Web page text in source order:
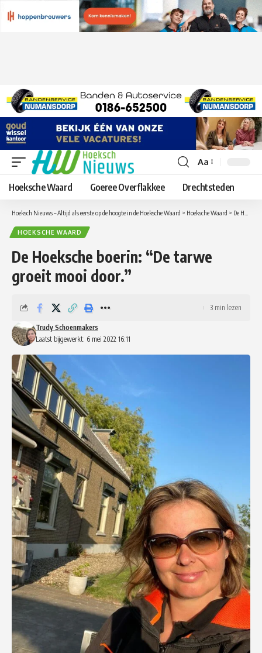
Lettergrootte
aanpassen
Aa
Hoeksche Waard Goeree Overflakkee Drechtsteden
Hoeksch Nieuws – Altijd als eerste op de hoogte in de Hoeksche Waard > Hoeksche Waard > De Hoeksche boerin: “De tarwe groeit mooi door.”
HOEKSCHE WAARD
De Hoeksche boerin: “De tarwe
groeit mooi door.”
Laatst bijgewerkt: 6 mei 2022 16:11
Trudy Schoenmakers
3 min lezen